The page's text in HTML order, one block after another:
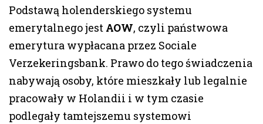
Podstawą holenderskiego systemu
emerytalnego jest AOW, czyli państwowa
emerytura wypłacana przez Sociale
Verzekeringsbank. Prawo do tego świadczenia
nabywają osoby, które mieszkały lub legalnie
pracowały w Holandii i w tym czasie
podlegały tamtejszemu systemowi